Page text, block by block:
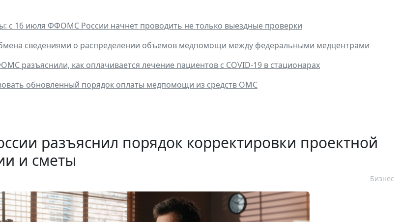
с 16 июля ФФОМС России начнет проводить не только выездные проверки
сведениями о распределении объемов медпомощи между федеральными медцентрами
разъяснили, как оплачивается лечение пациентов с COVID-19 в стационарах
обновленный порядок оплаты медпомощи из средств ОМС
разъяснил порядок корректировки проектной
и сметы
Бизнес